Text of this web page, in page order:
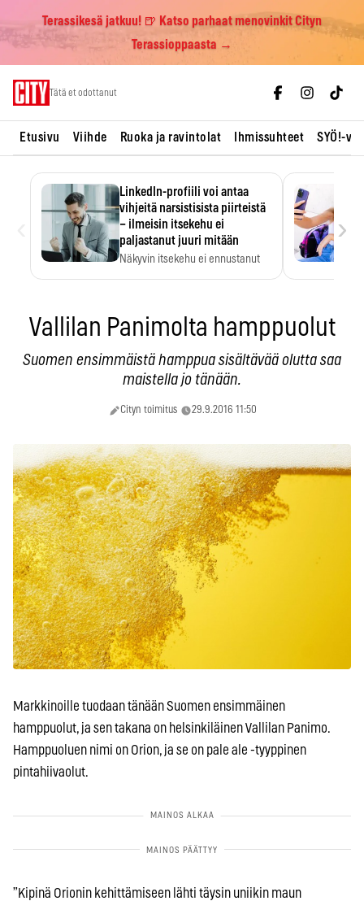
Terassikesä jatkuu! 🍺 Katso parhaat menovinkit Cityn
Terassioppaasta →
Tätä et odottanut
Etusivu Viihde Ruoka ja ravintolat Ihmissuhteet SYÖ!-
LinkedIn-profiili voi antaa
vihjeitä narsistisista piirteistä
– ilmeisin itsekehu ei
paljastanut juuri mitään
Näkyvin itsekehu ei ennustanut
›
Vallilan Panimolta hamppuolut
Suomen ensimmäistä hamppua sisältävää olutta saa
maistella jo tänään.
Cityn toimitus 29.9.2016 11:50
Markkinoille tuodaan tänään Suomen ensimmäinen
hamppuolut, ja sen takana on helsinkiläinen Vallilan Panimo.
Hamppuoluen nimi on Orion, ja se on pale ale -tyyppinen
pintahiivaolut.
”Kipinä Orionin kehittämiseen lähti täysin uniikin maun